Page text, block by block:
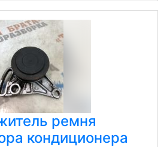
ремня
кондиционера